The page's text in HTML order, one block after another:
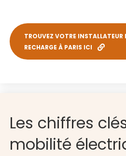
TROUVEZ VOTRE INSTALLATEUR
RECHARGE À PARIS ICI
Les chiffres
mobilité